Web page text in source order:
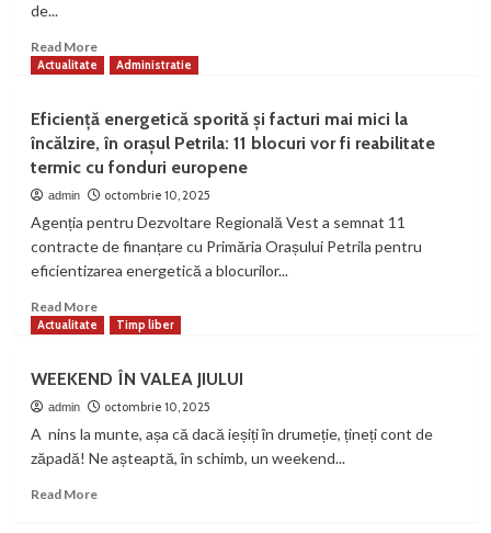
de...
Read MoreRead
more
importantă
pentru
Spitalul
de
din
Petroșani:
centru
de
îngrijiri
Actualitate Administratie
Eficiență energetică sporită și facturi mai mici la
încălzire, în orașul Petrila: 11 blocuri vor fi reabilitate
termic cu fonduri europene
admin octombrie 10, 2025
Agenția pentru Dezvoltare Regională Vest a semnat 11
contracte de finanțare cu Primăria Orașului Petrila pentru
eficientizarea energetică a blocurilor...
Read MoreRead
more
Eficiență
energetică
sporită
și
facturi
mici
Actualitate Timp liber
WEEKEND ÎN VALEA JIULUI
admin octombrie 10, 2025
A nins la munte, așa că dacă ieșiți în drumeție, țineți cont de
zăpadă! Ne așteaptă, în schimb, un weekend...
Read MoreRead